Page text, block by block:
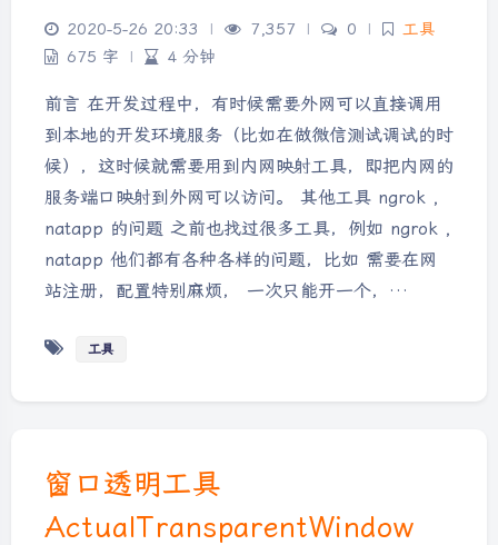
2020-5-26 20:33 | 7,357 | 0 |
工具
675 字
| 4 分钟
前言 在开发过程中，有时候需要外网可以直接调用
到本地的开发环境服务（比如在做微信测试调试的时
候），这时候就需要用到内网映射工具，即把内网的
服务端口映射到外网可以访问。 其他工具 ngrok ,
natapp 的问题 之前也找过很多工具，例如 ngrok ,
natapp 他们都有各种各样的问题，比如 需要在网
站注册，配置特别麻烦， 一次只能开一个，…
工具
窗口透明工具
ActualTransparentWindow